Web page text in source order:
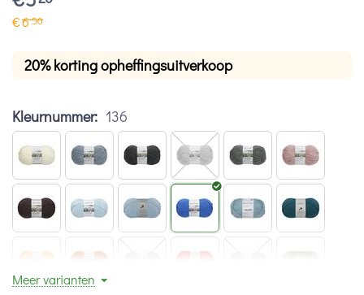
€650
20% korting opheffingsuitverkoop
Kleurnummer: 136
Meer varianten